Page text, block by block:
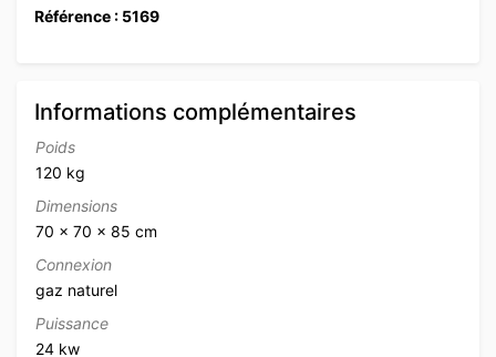
Référence : 5169
Informations complémentaires
Poids
120 kg
Dimensions
70 × 70 × 85 cm
Connexion
gaz naturel
Puissance
24 kw